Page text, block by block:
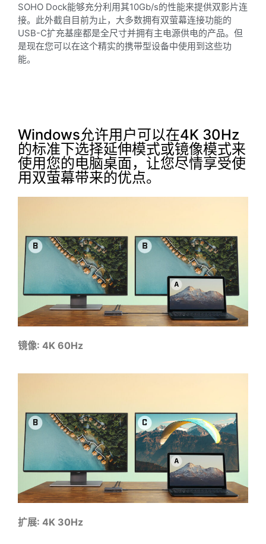
SOHO Dock能够充分利用其10Gb/s的性能来提供双影片连
接。此外截自目前为止，大多数拥有双萤幕连接功能的
USB-C扩充基座都是全尺寸并拥有主电源供电的产品。但
是现在您可以在这个精实的携带型设备中使用到这些功
能。
Windows允许用户可以在4K 30Hz
的标准下选择延伸模式或镜像模式来
使用您的电脑桌面，让您尽情享受使
用双萤幕带来的优点。
镜像: 4K 60Hz
扩展: 4K 30Hz